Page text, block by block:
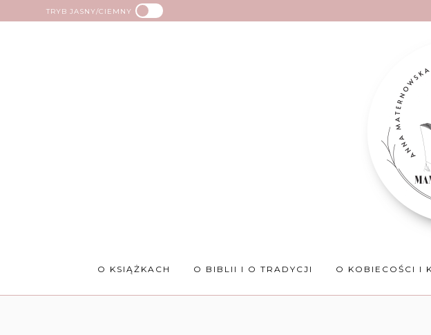
TRYB JASNY/CIEMNY
O KSIĄŻKACH O BIBLII I O TRADYCJI O KOBIECOŚCI I